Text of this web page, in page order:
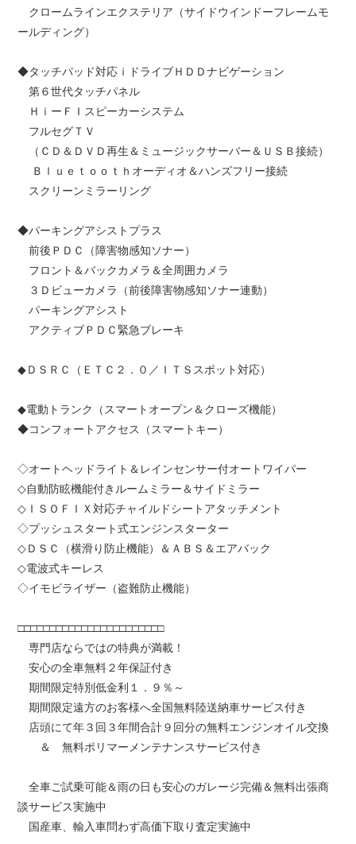
クロームラインエクステリア（サイドウインドーフレームモ
ールディング）
◆タッチパッド対応ｉドライブＨＤＤナビゲーション
第６世代タッチパネル
ＨｉーＦＩスピーカーシステム
フルセグＴＶ
（ＣＤ＆ＤＶＤ再生＆ミュージックサーバー＆ＵＳＢ接続）
Ｂｌｕｅｔｏｏｔｈオーディオ＆ハンズフリー接続
スクリーンミラーリング
◆パーキングアシストプラス
前後ＰＤＣ（障害物感知ソナー）
フロント＆バックカメラ＆全周囲カメラ
３Ｄビューカメラ（前後障害物感知ソナー連動）
パーキングアシスト
アクティブＰＤＣ緊急ブレーキ
◆ＤＳＲＣ（ＥＴＣ２．０／ＩＴＳスポット対応）
◆電動トランク（スマートオープン＆クローズ機能）
◆コンフォートアクセス（スマートキー）
◇オートヘッドライト＆レインセンサー付オートワイパー
◇自動防眩機能付きルームミラー＆サイドミラー
◇ＩＳＯＦＩＸ対応チャイルドシートアタッチメント
◇プッシュスタート式エンジンスターター
◇ＤＳＣ（横滑り防止機能）＆ＡＢＳ＆エアバック
◇電波式キーレス
◇イモビライザー（盗難防止機能）
□□□□□□□□□□□□□□□□□□□□□□□
専門店ならではの特典が満載！
安心の全車無料２年保証付き
期間限定特別低金利１．９％～
期間限定遠方のお客様へ全国無料陸送納車サービス付き
店頭にて年３回３年間合計９回分の無料エンジンオイル交換
＆ 無料ポリマーメンテナンスサービス付き
全車ご試乗可能＆雨の日も安心のガレージ完備＆無料出張商
談サービス実施中
国産車、輸入車問わず高価下取り査定実施中